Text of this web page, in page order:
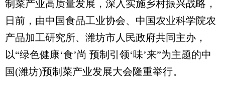
制菜产业高质量发展，深入实施乡村振兴战略，
日前，由中国食品工业协会、中国农业科学院农
产品加工研究所、潍坊市人民政府共同主办，
以“绿色健康‘食’尚 预制引领‘味’来”为主题的中
国(潍坊)预制菜产业发展大会隆重举行。